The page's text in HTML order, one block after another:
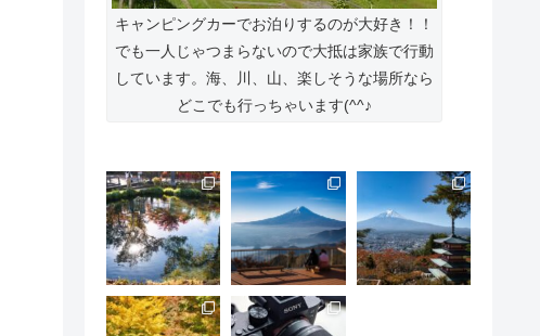
キャンピングカーでお泊りするのが大好き！！
でも一人じゃつまらないので大抵は家族で行動
しています。海、川、山、楽しそうな場所なら
どこでも行っちゃいます(^^♪